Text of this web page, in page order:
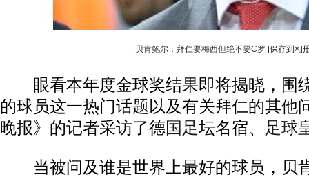
贝肯鲍尔： 拜仁要梅西但绝不要C罗 [保存到相
眼看本年度金球奖结果即将揭晓，围
的球员这一热门话题以及有关拜仁的其他
晚报》的记者采访了德国足坛名宿、 足球
当被问及谁是世界上最好的球员，贝